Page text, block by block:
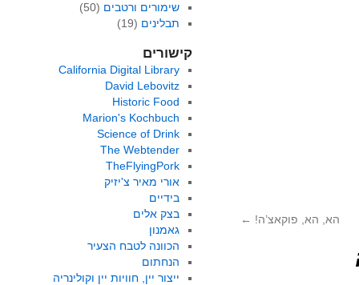
הא, הא, פוקאצ’ה! ←
שימורים ורטבים (50)
תבלינים (19)
קישורים
California Digital Library
David Lebovitz
Historic Food
Marion's Kochbuch
Science of Drink
The Webtender
TheFlyingPork
אורי מאיר צ'יזיק
בידיים
בצק אלים
גאמנון
הכוונה לטבח הצעיר
הנחתום
ייצור יין, חוויות יין וקולינריה